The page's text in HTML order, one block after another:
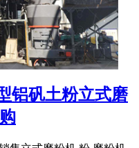
铝矾土粉立式磨